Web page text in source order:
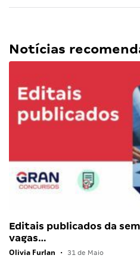
Notícias
Editais publicados da
vagas…
Olivia Furlan • 31 de Maio